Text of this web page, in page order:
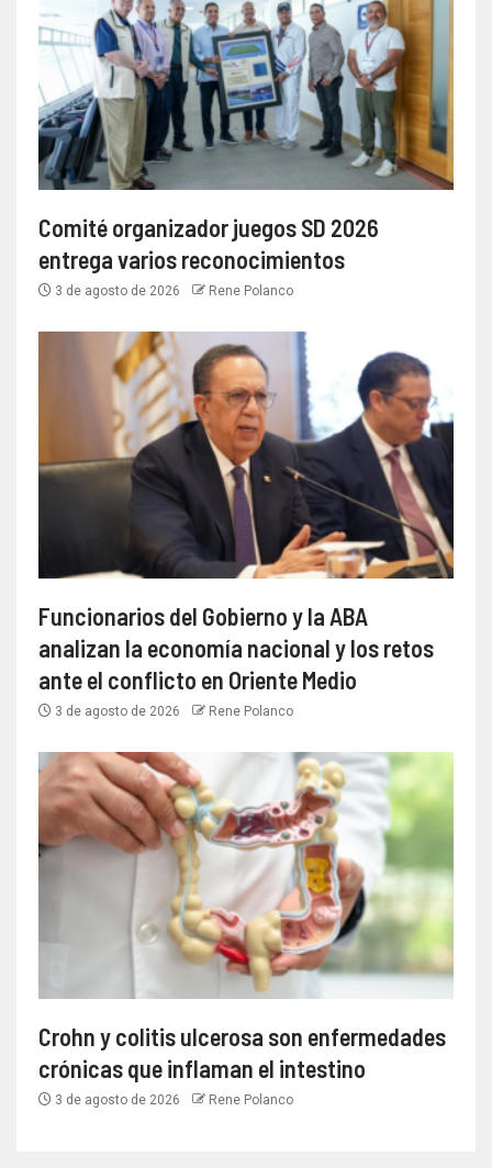
Comité organizador juegos SD 2026
entrega varios reconocimientos
3 de agosto de 2026 Rene Polanco
Funcionarios del Gobierno y la ABA
analizan la economía nacional y los retos
ante el conflicto en Oriente Medio
3 de agosto de 2026 Rene Polanco
Crohn y colitis ulcerosa son enfermedades
crónicas que inflaman el intestino
3 de agosto de 2026 Rene Polanco